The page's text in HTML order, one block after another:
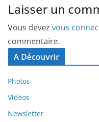
Laisser un
Vous devez vous
commentaire.
A Découvrir
Photos
Vidéos
Newsletter